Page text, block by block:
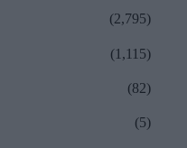
(2,795)
(1,115)
(82)
(5)